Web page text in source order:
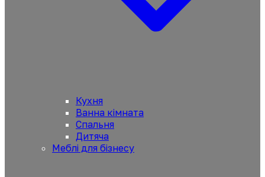
Кухня
Ванна кімната
Спальня
Дитяча
Меблі для бізнесу